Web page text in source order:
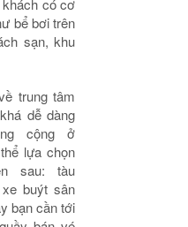
có cơ
bể bơi trên
sạn, khu
trung tâm
dễ dàng
cộng ở
lựa chọn
sau: tàu
buýt sân
bạn cần tới